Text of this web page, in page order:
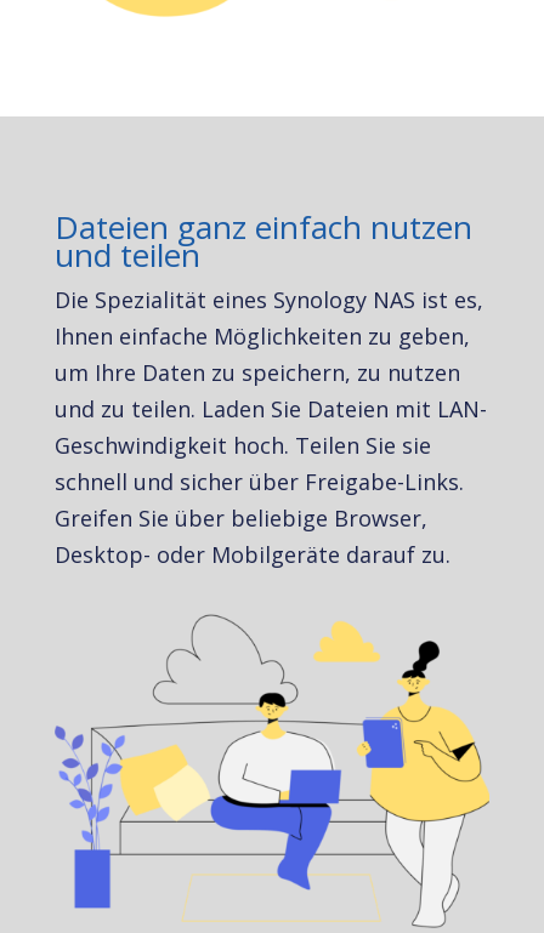
Dateien ganz einfach nutzen
und teilen
Die Spezialität eines Synology NAS ist es,
Ihnen einfache Möglichkeiten zu geben,
um Ihre Daten zu speichern, zu nutzen
und zu teilen. Laden Sie Dateien mit LAN-
Geschwindigkeit hoch. Teilen Sie sie
schnell und sicher über Freigabe-Links.
Greifen Sie über beliebige Browser,
Desktop- oder Mobilgeräte darauf zu.